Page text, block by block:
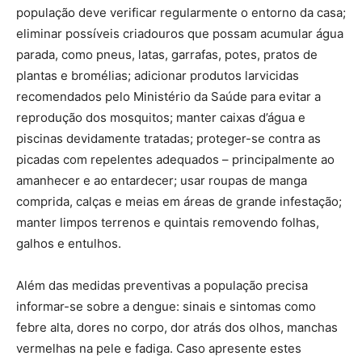
população deve verificar regularmente o entorno da casa;
eliminar possíveis criadouros que possam acumular água
parada, como pneus, latas, garrafas, potes, pratos de
plantas e bromélias; adicionar produtos larvicidas
recomendados pelo Ministério da Saúde para evitar a
reprodução dos mosquitos; manter caixas d’água e
piscinas devidamente tratadas; proteger-se contra as
picadas com repelentes adequados – principalmente ao
amanhecer e ao entardecer; usar roupas de manga
comprida, calças e meias em áreas de grande infestação;
manter limpos terrenos e quintais removendo folhas,
galhos e entulhos.
Além das medidas preventivas a população precisa
informar-se sobre a dengue: sinais e sintomas como
febre alta, dores no corpo, dor atrás dos olhos, manchas
vermelhas na pele e fadiga. Caso apresente estes